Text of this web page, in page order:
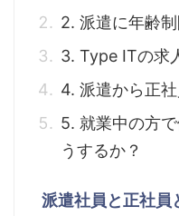
2. 派遣に年齢
3. Type ITの求
4. 派遣から正
5. 就業中の方
うするか？
派遣社員と正社員